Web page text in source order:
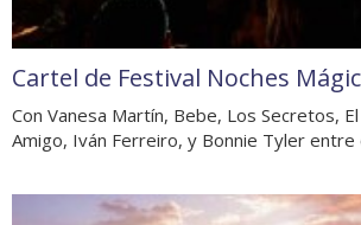
Cartel de Festival Noches
Con Vanesa Martín, Bebe, Los Secretos,
Amigo, Iván Ferreiro, y Bonnie Tyler